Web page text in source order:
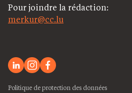
Pour joindre la rédaction:
merkur@cc.lu
Politique de protection des données